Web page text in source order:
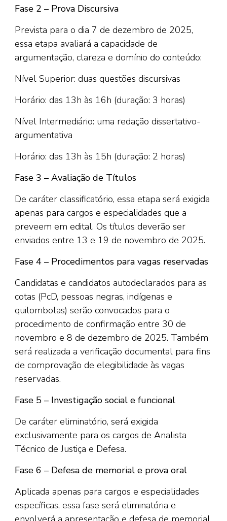
Fase 2 – Prova Discursiva
Prevista para o dia 7 de dezembro de 2025,
essa etapa avaliará a capacidade de
argumentação, clareza e domínio do conteúdo:
Nível Superior: duas questões discursivas
Horário: das 13h às 16h (duração: 3 horas)
Nível Intermediário: uma redação dissertativo-
argumentativa
Horário: das 13h às 15h (duração: 2 horas)
Fase 3 – Avaliação de Títulos
De caráter classificatório, essa etapa será exigida
apenas para cargos e especialidades que a
preveem em edital. Os títulos deverão ser
enviados entre 13 e 19 de novembro de 2025.
Fase 4 – Procedimentos para vagas reservadas
Candidatas e candidatos autodeclarados para as
cotas (PcD, pessoas negras, indígenas e
quilombolas) serão convocados para o
procedimento de confirmação entre 30 de
novembro e 8 de dezembro de 2025. Também
será realizada a verificação documental para fins
de comprovação de elegibilidade às vagas
reservadas.
Fase 5 – Investigação social e funcional
De caráter eliminatório, será exigida
exclusivamente para os cargos de Analista
Técnico de Justiça e Defesa.
Fase 6 – Defesa de memorial e prova oral
Aplicada apenas para cargos e especialidades
específicas, essa fase será eliminatória e